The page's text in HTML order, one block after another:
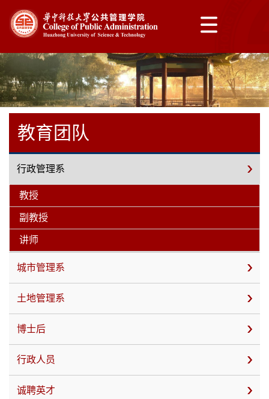
教育团队
行政管理系
教授
副教授
讲师
城市管理系
土地管理系
博士后
行政人员
诚聘英才